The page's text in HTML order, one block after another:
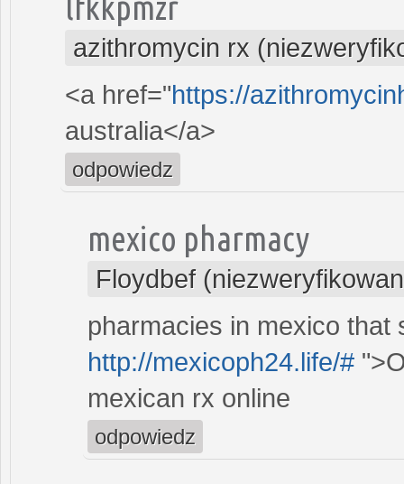
azithromycin rx
<a href="https://
australia</a>
odpowiedz
mexico pharmacy
Floydbef
pharmacies in mexico that
http://mexicoph24.life/#
mexican rx online
odpowiedz